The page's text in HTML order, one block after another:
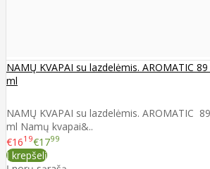
NAMŲ KVAPAI su lazdelėmis. AROMATIC
ml
NAMŲ KVAPAI su lazdelėmis. AROMATIC
ml Namų kvapai&..
€1619€1799
Į krepšelį